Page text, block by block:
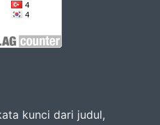
kunci dari judul,